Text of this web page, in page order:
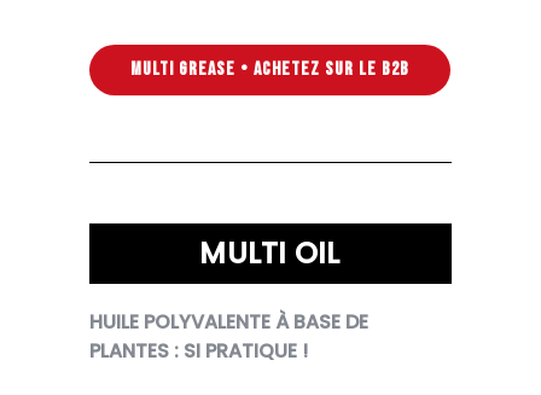
MULTI GREASE • ACHETEZ SUR LE B2B
MULTI OIL
HUILE POLYVALENTE À BASE DE
PLANTES : SI PRATIQUE !